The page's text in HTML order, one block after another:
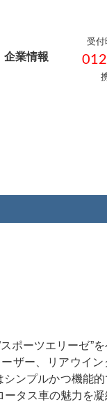
企業情報
受付
ポーツエリーゼ”を
ザー、リアウイン
ンプルかつ機能
タス車の魅力を凝